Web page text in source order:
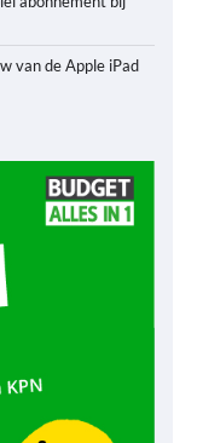
van de Apple iPad